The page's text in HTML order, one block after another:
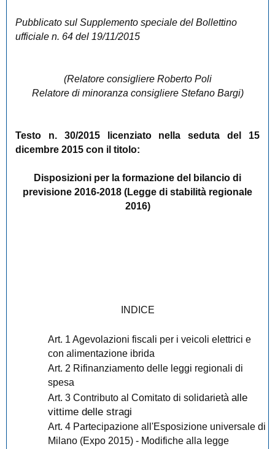
Pubblicato sul Supplemento speciale del Bollettino
ufficiale n. 64 del 19/11/2015
(Relatore consigliere Roberto Poli
Relatore di minoranza consigliere Stefano Bargi)
Testo n. 30/2015 licenziato nella seduta del 15
dicembre 2015 con il titolo:
Disposizioni per la formazione del bilancio di
previsione 2016-2018 (Legge di stabilità regionale
2016)
INDICE
Art. 1 Agevolazioni fiscali per i veicoli elettrici e
con alimentazione ibrida
Art. 2 Rifinanziamento delle leggi regionali di
spesa
Art. 3 Contributo al Comitato di solidarietàalle
vittime delle stragi
Art. 4 Partecipazione all'Esposizione universale di
Milano (Expo 2015) - Modifiche alla legge